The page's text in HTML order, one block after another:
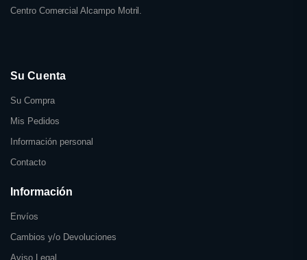
Centro Comercial Alcampo Motril.
Su Cuenta
Su Compra
Mis Pedidos
Información personal
Contacto
Información
Envíos
Cambios y/o Devoluciones
Aviso Legal